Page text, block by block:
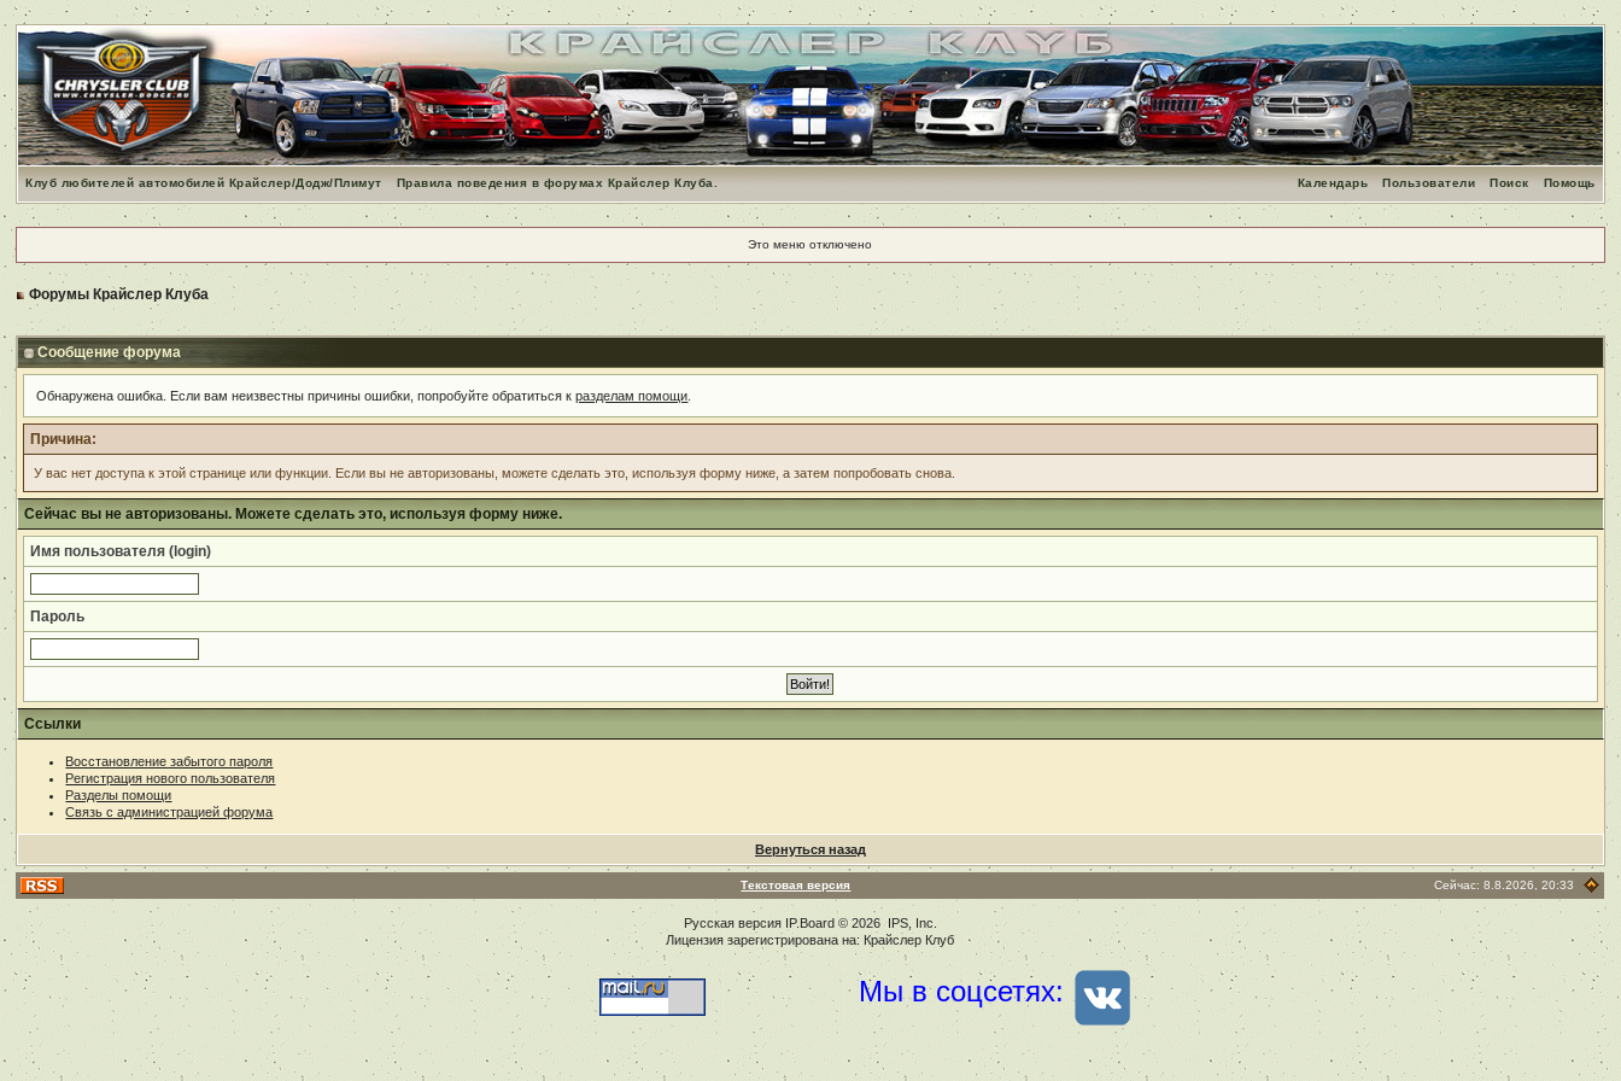
Клуб любителей автомобилей Крайслер/Додж/Плимут Правила поведения в форумах Крайслер Клуба. Помощь
Поиск
Пользователи
Календарь
Это меню отключено
Форумы Крайслер Клуба
Сообщение форума
Обнаружена ошибка. Если вам неизвестны причины ошибки, попробуйте обратиться кразделам помощи
Причина:
У вас нет доступа к этой странице или функции. Если вы не авторизованы, можете сделать это, используя форму ниже, а затем попробовать снова.
Сейчас вы не авторизованы. Можете сделать это, используя форму ниже.
Имя пользователя (login)
Пароль
Ссылки
Восстановление забытого пароля
Регистрация нового пользователя
Разделы помощи
Связь с администрацией форума
Вернуться назад
Текстовая версия Сейчас: 8.8.2026, 20:33
Русская версия IP.Board© 2026IPS, Inc
Лицензия зарегистрирована на: Крайслер Клуб
Мы в соцсетях: